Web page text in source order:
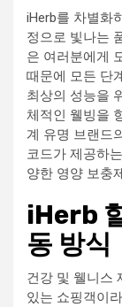
iHerb를 차별화
정으로 빛나는
은 여러분에게
때문에 모든 단
최상의 성능을
체적인 웰빙을
계 유명 브랜드
코드가 제공하
양한 영양 보충
iHerb
동 방식
건강 및 웰니스
있는 쇼핑객이